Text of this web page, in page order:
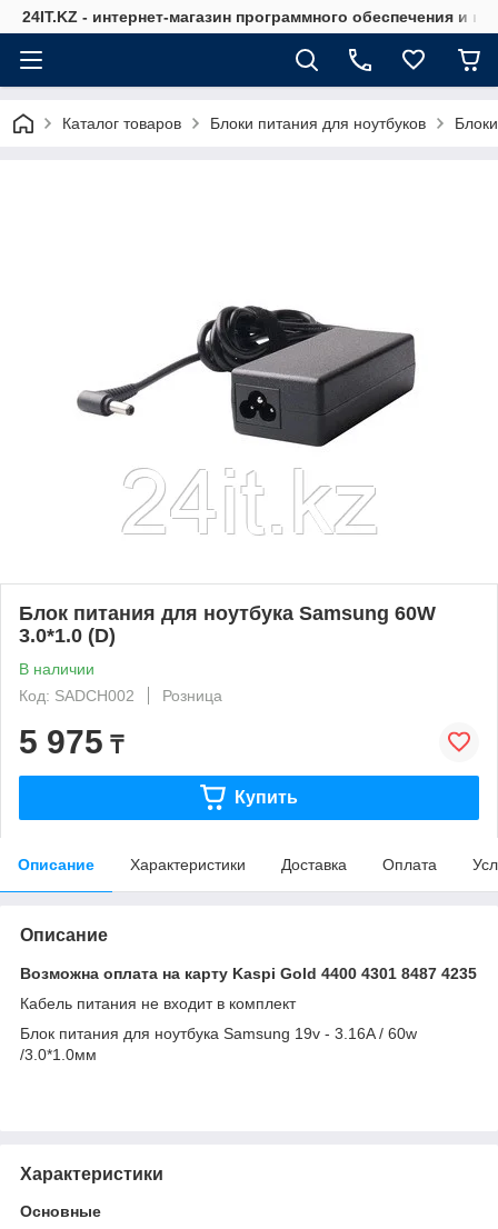
24IT.KZ - интернет-магазин программного обеспечения и
Каталог товаров Блоки питания для ноутбуков
Блок питания для ноутбука Samsung 60W
3.0*1.0 (D)
В наличии
Код: SADCH002
Розница
5 975 ₸
Купить
Описание Характеристики Доставка Оплата
Описание
Возможна оплата на карту Kaspi Gold 4400 4301 8487 4235
Кабель питания не входит в комплект
Блок питания для ноутбука Samsung 19v - 3.16A / 60w
/3.0*1.0мм
Характеристики
Основные